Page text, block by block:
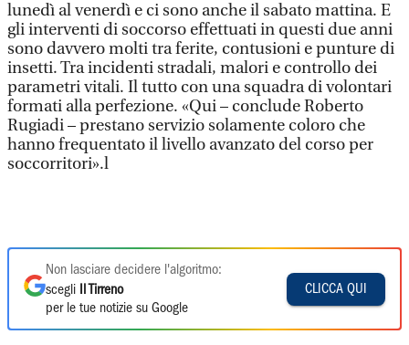
lunedì al venerdì e ci sono anche il sabato mattina. E
gli interventi di soccorso effettuati in questi due anni
sono davvero molti tra ferite, contusioni e punture di
insetti. Tra incidenti stradali, malori e controllo dei
parametri vitali. Il tutto con una squadra di volontari
formati alla perfezione. «Qui – conclude Roberto
Rugiadi – prestano servizio solamente coloro che
hanno frequentato il livello avanzato del corso per
soccorritori».l
Non lasciare decidere l'algoritmo:
scegli
Il Tirreno
per le tue notizie su Google
CLICCA QUI